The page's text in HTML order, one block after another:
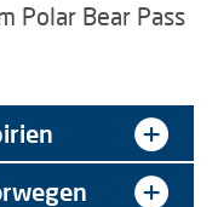
Polar Bear Pass